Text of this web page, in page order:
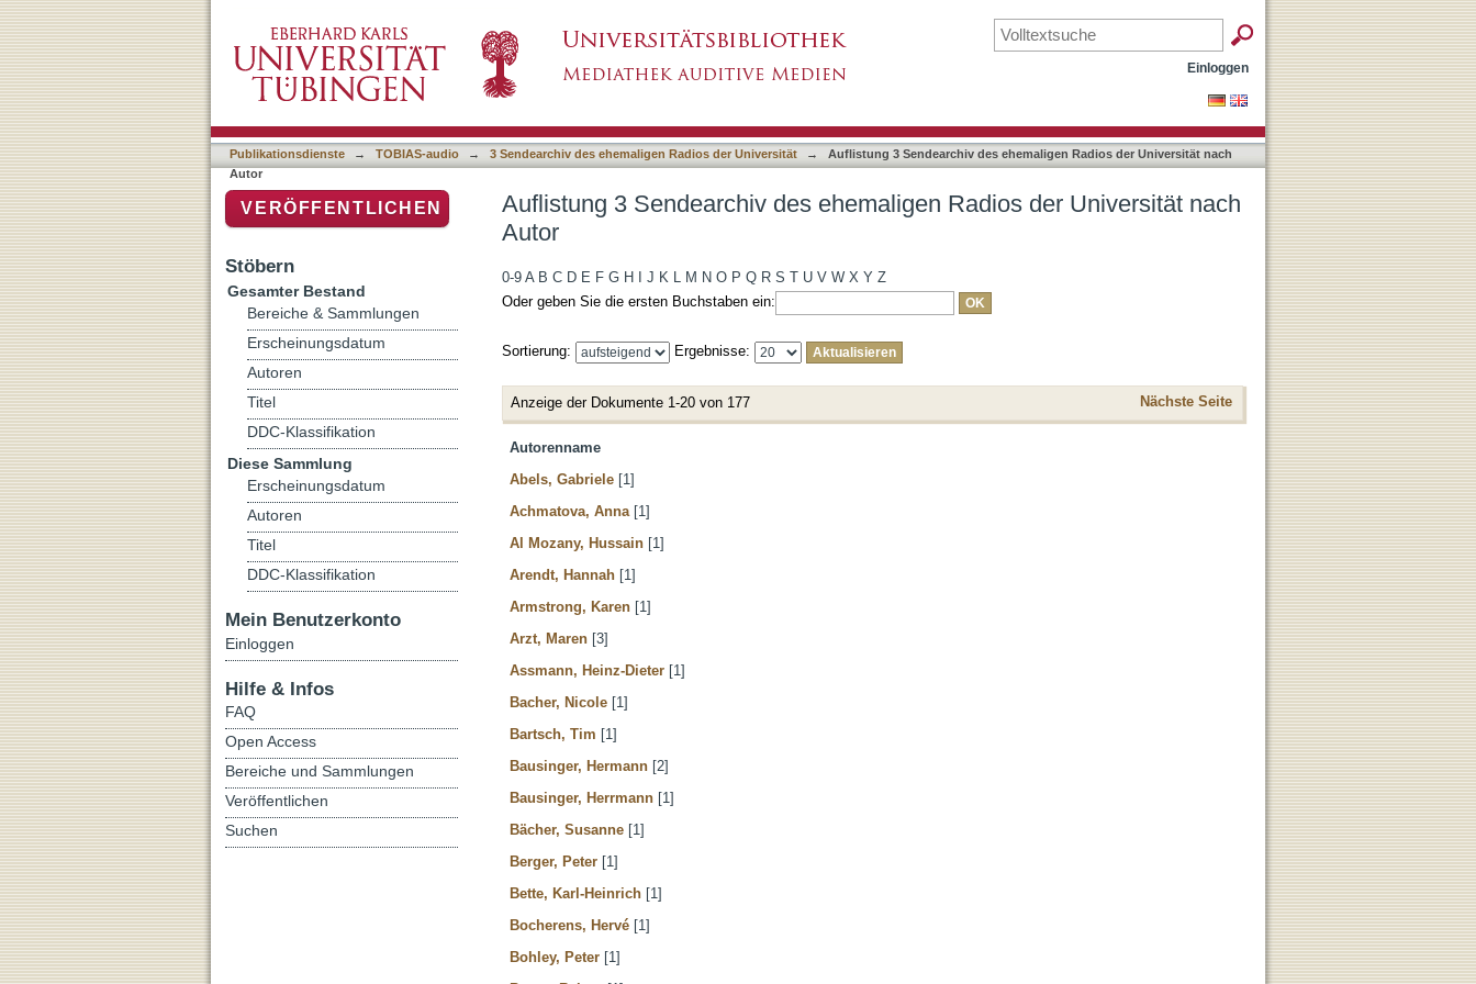
Auflistung 3 Sendearchiv des ehemaligen Radios der Universität nach Autor
Einloggen
Publikationsdienste → TOBIAS-audio → 3 Sendearchiv des ehemaligen Radios der Universität →
Auflistung 3 Sendearchiv des ehemaligen Radios der Universität nach
Autor
Auflistung 3 Sendearchiv des ehemaligen Radios der Universität nach
Autor
0-9 A B C D E F G H J K L M N O P Q R S T U V W X Y Z
Oder geben Sie die ersten Buchstaben ein:
Sortierung: Ergebnisse:
Anzeige der Dokumente 1-20 von 177 Nächste Seite
Autorenname
Abels, Gabriele [1]
Achmatova, Anna [1]
Al Mozany, Hussain [1]
Arendt, Hannah [1]
Armstrong, Karen [1]
Arzt, Maren [3]
Assmann, Heinz-Dieter [1]
Bacher, Nicole [1]
Bartsch, Tim [1]
Bausinger, Hermann [2]
Bausinger, Herrmann [1]
Bächer, Susanne [1]
Berger, Peter [1]
Bette, Karl-Heinrich [1]
Bocherens, Hervé [1]
Bohley, Peter [1]
VERÖFFENTLICHEN
Stöbern
Gesamter Bestand
Bereiche & Sammlungen
Erscheinungsdatum
Autoren
Titel
DDC-Klassifikation
Diese Sammlung
Erscheinungsdatum
Autoren
Titel
DDC-Klassifikation
Mein Benutzerkonto
Einloggen
Hilfe & Infos
FAQ
Open Access
Bereiche und Sammlungen
Veröffentlichen
Suchen